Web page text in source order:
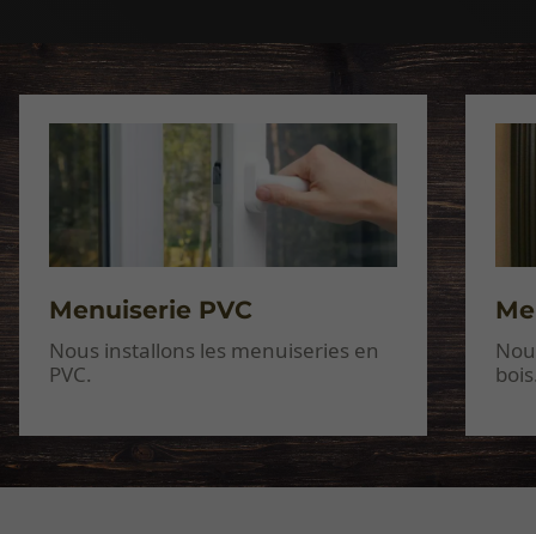
Menuiserie PVC
Nous installons les menuiseries en
PVC.